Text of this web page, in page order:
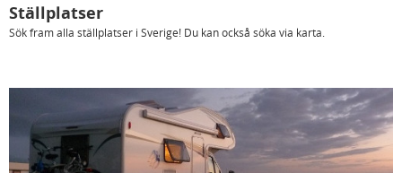
Ställplatser
Sök fram alla ställplatser i Sverige! Du kan också söka via karta.